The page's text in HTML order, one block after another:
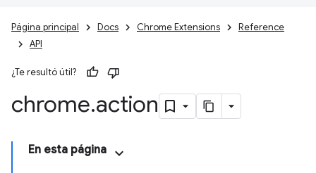
Página principal Docs Chrome Extensions
Reference
API
¿Te resultó útil?
chrome.action
En esta página